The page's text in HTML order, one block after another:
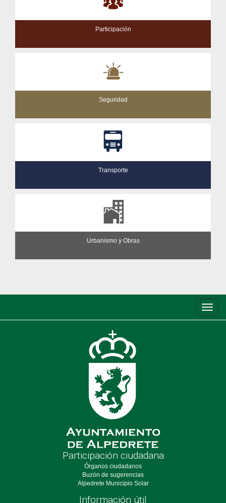
Participación
Seguridad
Transporte
Urbanismo y Obras
de
Participación ciudadana
Órganos ciudadanos
Buzón de sugerencias
Alpedrete Municipio Solar
Información útil